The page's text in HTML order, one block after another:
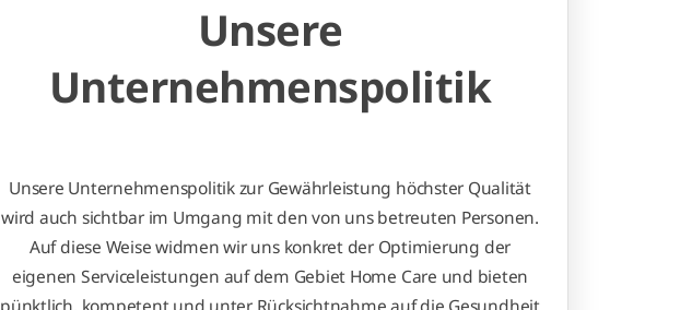
Unsere
Unternehmenspolitik
Unsere Unternehmenspolitik zur Gewährleistung höchster Qualität
wird auch sichtbar im Umgang mit den von uns betreuten Personen.
Auf diese Weise widmen wir uns konkret der Optimierung der
eigenen Serviceleistungen auf dem Gebiet Home Care und bieten